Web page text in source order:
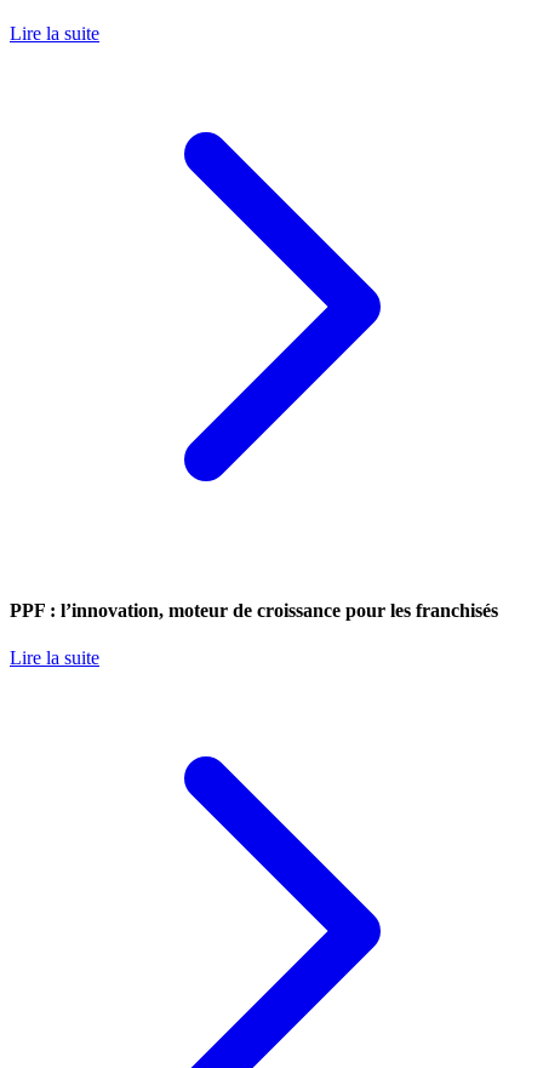
Lire la suite
PPF : l’innovation, moteur de croissance pour les franchisés
Lire la suite